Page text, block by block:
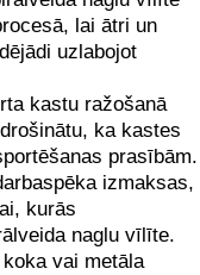
lai ātri un
uzlabojot
kastu ražošanā
ka kastes
prasībām.
izmaksas,
kurās
naglu vīlīte.
vai metāla